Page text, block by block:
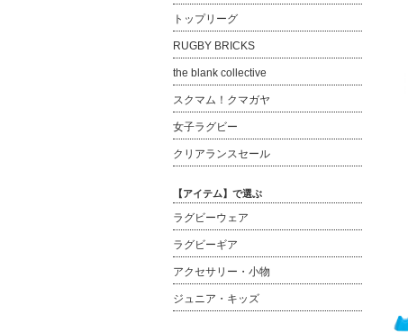
トップリーグ
RUGBY BRICKS
the blank collective
スクマム！クマガヤ
女子ラグビー
クリアランスセール
【アイテム】で選ぶ
ラグビーウェア
ラグビーギア
アクセサリー・小物
ジュニア・キッズ